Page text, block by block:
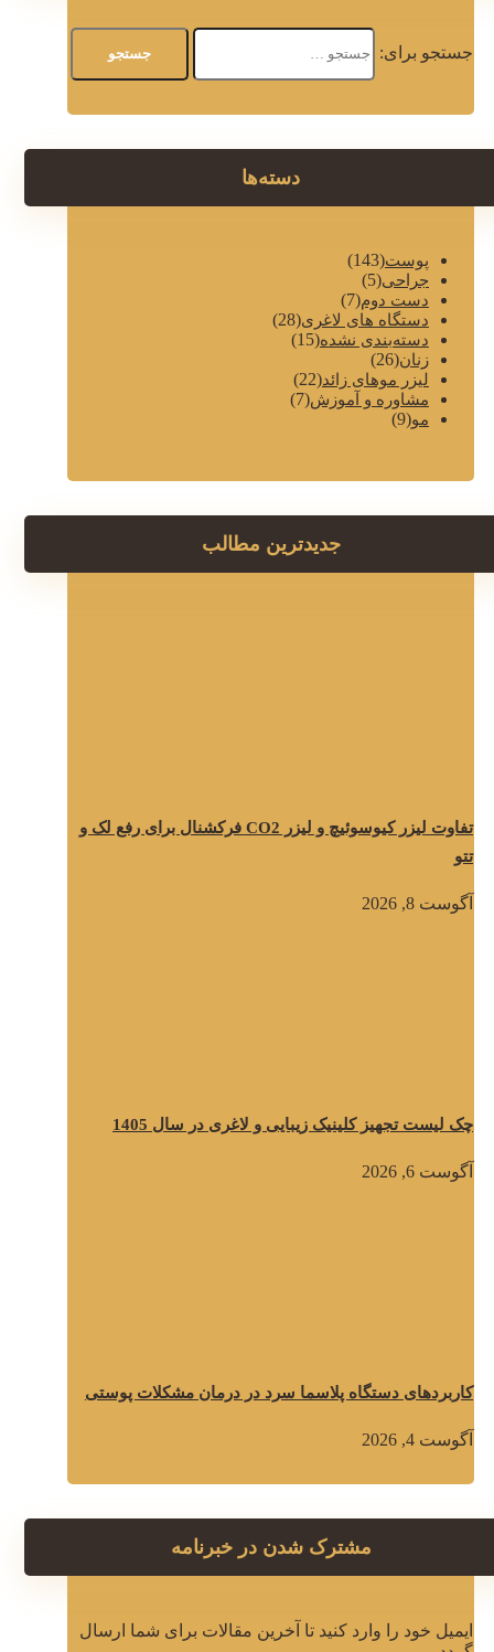
جستجو برای:
دسته‌ها
پوست(143)
جراحی(5)
دست دوم(7)
دستگاه های لاغری(28)
دسته‌بندی نشده(15)
زنان(26)
لیزر موهای زائد(22)
مشاوره و آموزش(7)
مو(9)
جدیدترین مطالب
تفاوت لیزر کیوسوئیچ و لیزر CO2 فرکشنال برای رفع لک و
تتو
آگوست 8, 2026
چک لیست تجهیز کلینیک زیبایی و لاغری در سال 1405
آگوست 6, 2026
کاربردهای دستگاه پلاسما سرد در درمان مشکلات پوستی
آگوست 4, 2026
مشترک شدن در خبرنامه
ایمیل خود را وارد کنید تا آخرین مقالات برای شما ارسال